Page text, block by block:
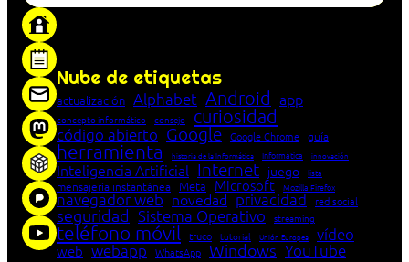
Nube de etiquetas
actualización Alphabet Android app
concepto informático consejo curiosidad
código abierto Google Google Chrome guía
herramienta historia de la Informática Informática innovación
Inteligencia Artificial Internet juego lista
mensajería instantánea Meta Microsoft Mozilla Firefox
navegador web novedad privacidad red social
seguridad Sistema Operativo streaming
teléfono móvil truco tutorial Unión Europea vídeo
web webapp WhatsApp Windows YouTube